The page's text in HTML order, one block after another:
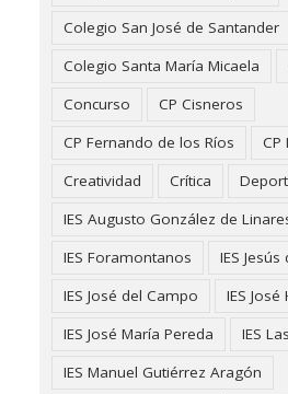
Colegio San José de Santander
Colegio Santa María Micaela
Concurso
CP Cisneros
CP Fernando de los Ríos
CP
Creatividad
Crítica
IES Augusto González de
IES Foramontanos
IES
IES José del Campo
IES José
IES José María Pereda
IES
IES Manuel Gutiérrez Aragón